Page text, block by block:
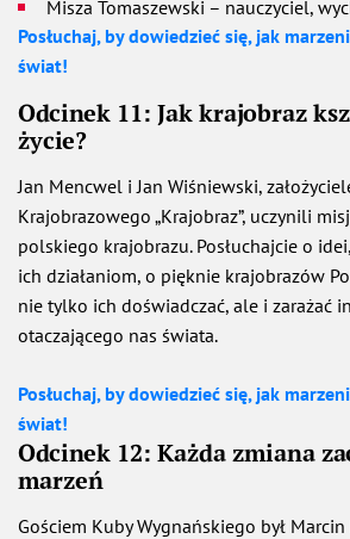
Misza Tomaszewski – nauczyciel,
Posłuchaj, by dowiedzieć się, jak
świat!
Odcinek 11: Jak krajobraz
życie?
Jan Mencwel i Jan Wiśniewski,
Krajobrazowego „Krajobraz”, uczynili
polskiego krajobrazu. Posłuchajcie o
ich działaniom, o pięknie krajobrazów
nie tylko ich doświadczać, ale i zarażać
otaczającego nas świata.
Posłuchaj, by dowiedzieć się, jak
świat!
Odcinek 12: Każda zmiana
marzeń
Gościem Kuby Wygnańskiego był